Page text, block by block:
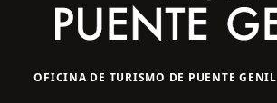
OFICINA DE TURISMO DE PUENTE GENIL